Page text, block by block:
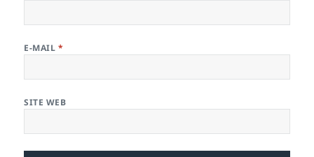
E-MAIL *
SITE WEB